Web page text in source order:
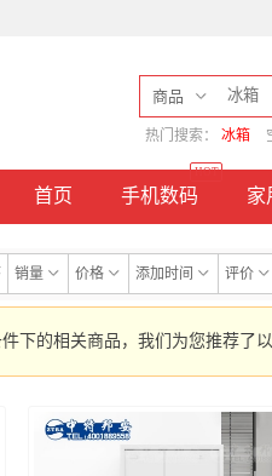
商品
热门搜索： 冰箱
首页 手机数码
HOT
家
销量 价格 添加时间 评价
下的相关商品，我们为您推荐了